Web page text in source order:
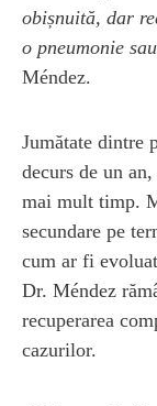
obișnuită, dar
o pneumonie
Méndez.
Jumătate dintre
decurs de un
mai mult timp.
secundare pe
cum ar fi
Dr. Méndez
recuperarea
cazurilor.